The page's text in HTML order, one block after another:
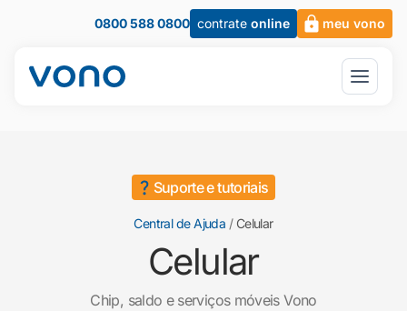
0800 588 0800 contrate online meu vono
Suporte e tutoriais
Central de Ajuda / Celular
Celular
Chip, saldo e serviços móveis Vono